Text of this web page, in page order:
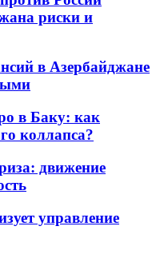
риски и
в Азербайджане
в Баку: как
коллапса?
движение
управление